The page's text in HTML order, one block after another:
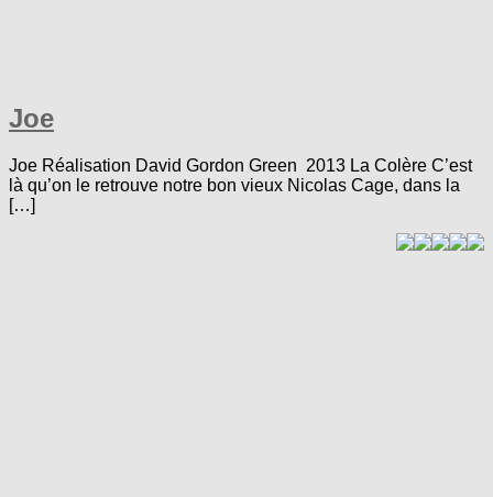
Joe
Joe Réalisation David Gordon Green 2013 La Colère C’est
là qu’on le retrouve notre bon vieux Nicolas Cage, dans la
[…]